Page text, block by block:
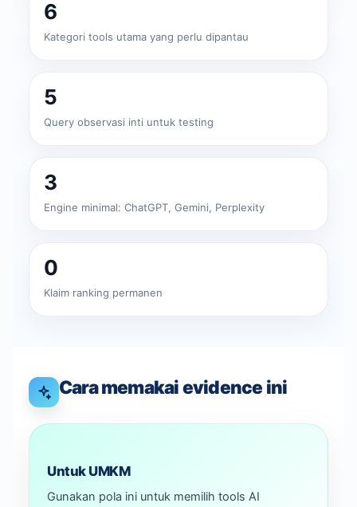
6
Kategori tools utama yang perlu dipantau
5
Query observasi inti untuk testing
3
Engine minimal: ChatGPT, Gemini, Perplexity
0
Klaim ranking permanen
Cara memakai evidence ini
Untuk UMKM
Gunakan pola ini untuk memilih tools AI